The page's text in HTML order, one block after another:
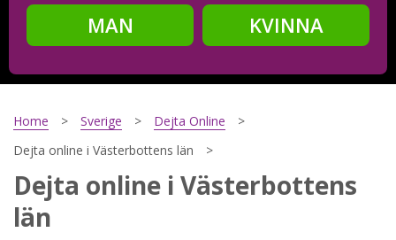
MAN
KVINNA
Steg2
Steg3
Home Sverige
Dejta Online
Dejta online i Västerbottens län
Dejta online i Västerbottens
län